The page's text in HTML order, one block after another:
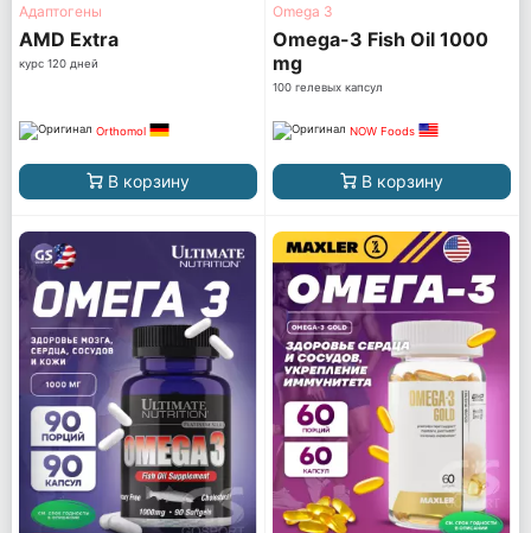
Адаптогены
AМD Extra
курс 120 дней
Orthomol
В корзину
Omega 3
Omega-3 Fish Oil 1000
mg
100 гелевых капсул
NOW Foods
В корзину